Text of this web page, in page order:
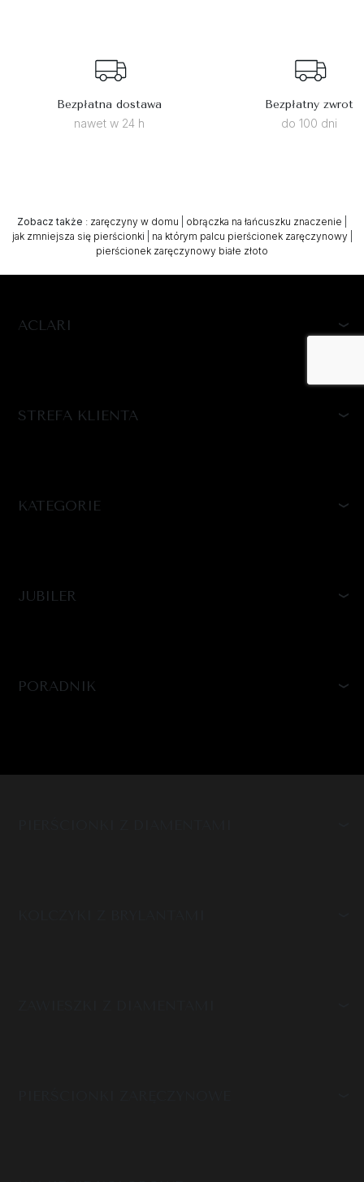
Bezpłatna dostawa
nawet w 24 h
Bezpłatny zwrot
do 100 dni
Zobacz także : zaręczyny w domu obrączka na łańcuszku znaczenie
jak zmniejsza się pierścionki
na którym palcu pierścionek zaręczynowy|
pierścionek zaręczynowy białe złoto
ACLARI
STREFA KLIENTA
KATEGORIE
JUBILER
PORADNIK